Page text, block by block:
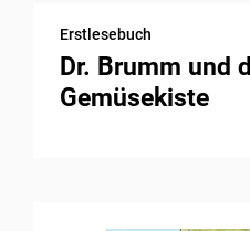
Erstlesebuch
Dr. Brumm und
Gemüsekiste